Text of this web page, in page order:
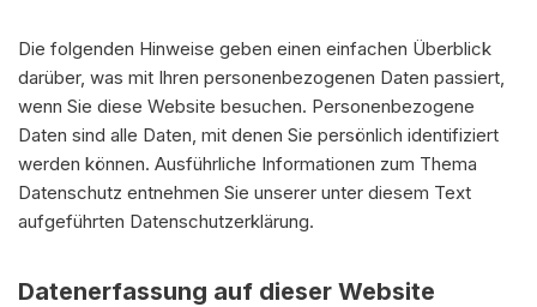
Die folgenden Hinweise geben einen einfachen Überblick
darüber, was mit Ihren personenbezogenen Daten passiert,
wenn Sie diese Website besuchen. Personenbezogene
Daten sind alle Daten, mit denen Sie persönlich identifiziert
werden können. Ausführliche Informationen zum Thema
Datenschutz entnehmen Sie unserer unter diesem Text
aufgeführten Datenschutzerklärung.
Datenerfassung auf dieser Website